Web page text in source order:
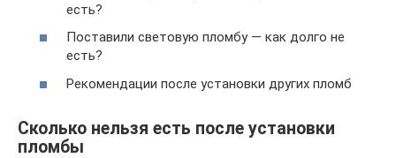
есть?
Поставили световую пломбу — как долго не
есть?
Рекомендации после установки других пломб
Сколько нельзя есть после установки
пломбы